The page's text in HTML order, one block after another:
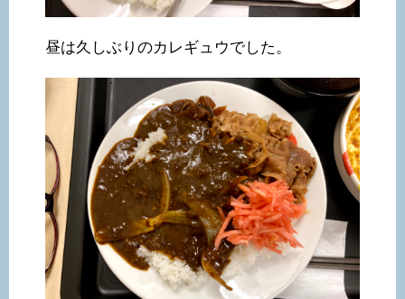
昼は久しぶりのカレギュウでした。